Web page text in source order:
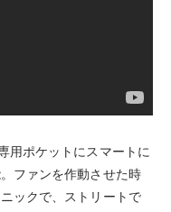
用ポケットにスマートに
ファンを作動させた時
ックで、ストリートで